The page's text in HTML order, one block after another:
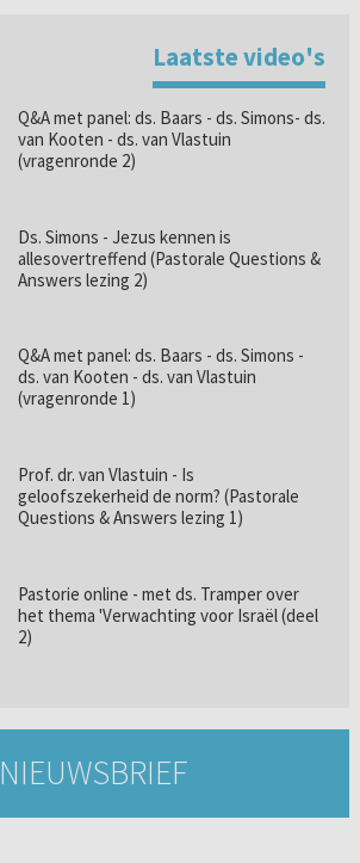
Laatste video's
Q&A met panel: ds. Baars - ds. Simons- ds.
van Kooten - ds. van Vlastuin
(vragenronde 2)
Ds. Simons - Jezus kennen is
allesovertreffend (Pastorale Questions &
Answers lezing 2)
Q&A met panel: ds. Baars - ds. Simons -
ds. van Kooten - ds. van Vlastuin
(vragenronde 1)
Prof. dr. van Vlastuin - Is
geloofszekerheid de norm? (Pastorale
Questions & Answers lezing 1)
Pastorie online - met ds. Tramper over
het thema 'Verwachting voor Israël (deel
2)
NIEUWSBRIEF